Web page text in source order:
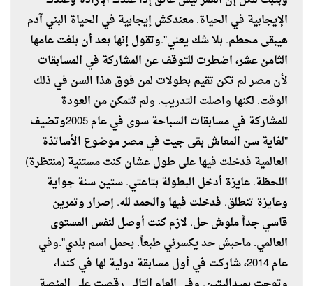
الإيجابية في الحياة. معندكش إيجابية في الحياة البني آدم
هيبقى محطم. بلا شك يعني".وتقول إنها بعد أن بلغت عامها
الثامن عشر، اضطرت للتوقف عن المشاركة في المسابقات
لأن مصر لم تكن تقيم بطولات لمن فوق هذا السن في ذلك
الوقت. لكنها واصلت التدريب. ولم تتمكن من العودة
للمشاركة في مسابقات السباحة سوى في عام 2005وتضيف
"لغاية سن المعاش بقى جيت في مصر موضوع الأساتذة
العالمية فدخلت فيها على طول عشان كنت مستنية (منتظرة)
اللحظة. عايزة أدخل البطولة بتاعتي. ستين سنة جواية
وعايزة تنطلق. فدخلت فيها والحمد لله. إصرار وتمرين
قاسي جداً ملوش حل. لازم كنت أوصل لنفس المستوى
العالمي. ماحبش حد يكسرني طبعاً. بحمل اسم بلدي".وفي
عام 2014، شاركت في أول مسابقة دولية لها في كندا،